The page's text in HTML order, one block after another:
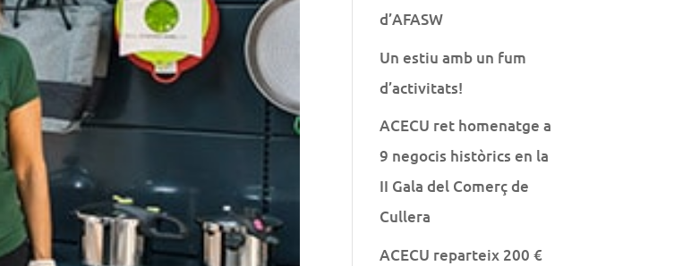
d’AFASW
Un estiu amb un fum
d’activitats!
ACECU ret homenatge a
9 negocis històrics en la
II Gala del Comerç de
Cullera
ACECU reparteix 200 €